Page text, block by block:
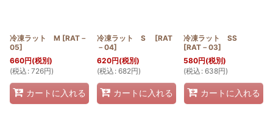
冷凍ラット M [RAT－
05]
660円(税別)
(税込 : 726円)
カートに入れる
冷凍ラット S [RAT
－04]
620円(税別)
(税込 : 682円)
カートに入れる
冷凍ラット SS
[RAT－03]
580円(税別)
(税込 : 638円)
カートに入れる